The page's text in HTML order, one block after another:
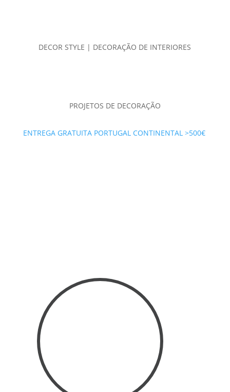
DECOR STYLE | DECORAÇÃO DE INTERIORES
PROJETOS DE DECORAÇÃO
ENTREGA GRATUITA PORTUGAL CONTINENTAL >500€